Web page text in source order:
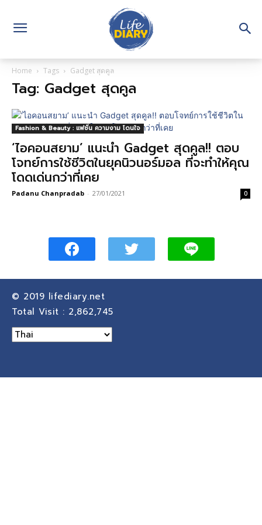
Home Tags Gadget สุดคูล
Tag: Gadget สุดคูล
Fashion & Beauty : แฟชั่น ความงาม โดนใจ
‘ไอคอนสยาม’ แนะนำ Gadget สุดคูล!! ตอบ
โจทย์การใช้ชีวิตในยุคนิวนอร์มอล ที่จะทำให้คุณ
โดดเด่นกว่าที่เคย
Padanu Chanpradab - 27/01/2021 0
© 2019 lifediary.net
Total Visit : 2,862,745